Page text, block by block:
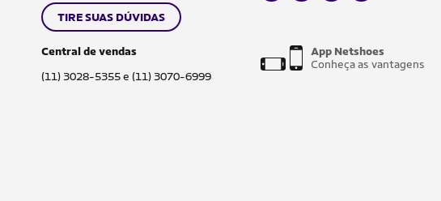
TIRE SUAS DÚVIDAS
Central de vendas
(11) 3028-5355 e (11) 3070-6999
App Netshoes
Conheça as vantagens